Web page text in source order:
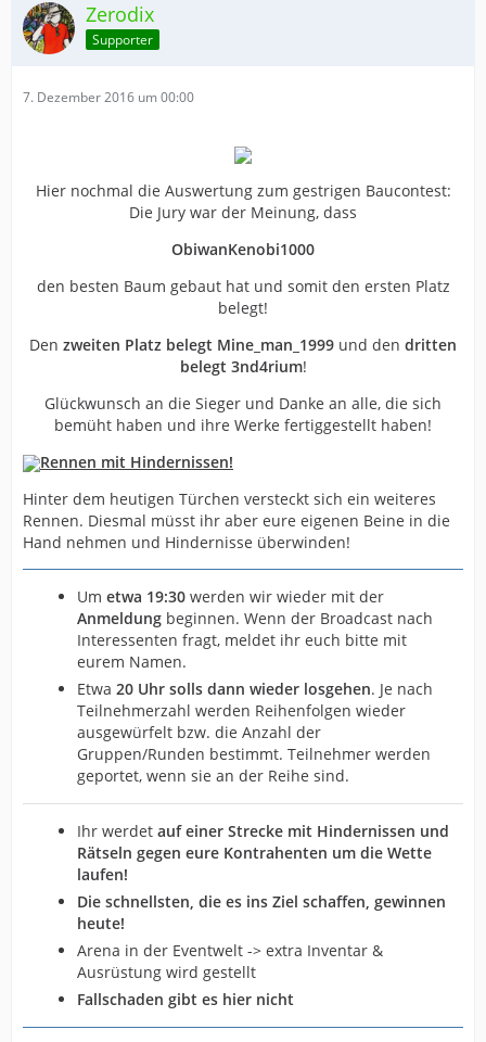
Zerodix
Supporter
7. Dezember 2016 um 00:00
Hier nochmal die Auswertung zum gestrigen Baucontest:
Die Jury war der Meinung, dass
ObiwanKenobi1000
den besten Baum gebaut hat und somit den ersten Platz
belegt!
Den zweiten Platz belegt Mine_man_1999 und den dritten
belegt 3nd4rium!
Glückwunsch an die Sieger und Danke an alle, die sich
bemüht haben und ihre Werke fertiggestellt haben!
Rennen mit Hindernissen!
Hinter dem heutigen Türchen versteckt sich ein weiteres
Rennen. Diesmal müsst ihr aber eure eigenen Beine in die
Hand nehmen und Hindernisse überwinden!
Um etwa 19:30 werden wir wieder mit der
Anmeldung beginnen. Wenn der Broadcast nach
Interessenten fragt, meldet ihr euch bitte mit
eurem Namen.
Etwa 20 Uhr solls dann wieder losgehen. Je nach
Teilnehmerzahl werden Reihenfolgen wieder
ausgewürfelt bzw. die Anzahl der
Gruppen/Runden bestimmt. Teilnehmer werden
geportet, wenn sie an der Reihe sind.
Ihr werdet auf einer Strecke mit Hindernissen und
Rätseln gegen eure Kontrahenten um die Wette
laufen!
Die schnellsten, die es ins Ziel schaffen, gewinnen
heute!
Arena in der Eventwelt -> extra Inventar &
Ausrüstung wird gestellt
Fallschaden gibt es hier nicht